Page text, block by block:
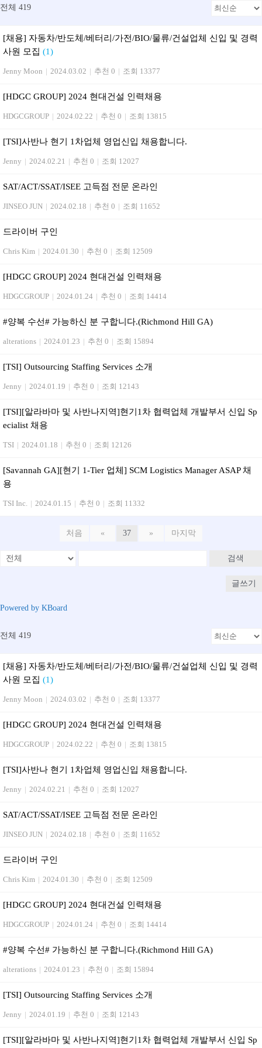
전체 419
[채용] 자동차/반도체/베터리/가전/BIO/물류/건설업체 신입 및 경력
사원 모집 (1)
Jenny Moon | 2024.03.02 | 추천 0 | 조회 13377
[HDGC GROUP] 2024 현대건설 인력채용
HDGCGROUP | 2024.02.22 | 추천 0 | 조회 13815
[TSI]사반나 현기 1차업체 영업신입 채용합니다.
Jenny | 2024.02.21 | 추천 0 | 조회 12027
SAT/ACT/SSAT/ISEE 고득점 전문 온라인
JINSEO JUN | 2024.02.18 | 추천 0 | 조회 11652
드라이버 구인
Chris Kim | 2024.01.30 | 추천 0 | 조회 12509
[HDGC GROUP] 2024 현대건설 인력채용
HDGCGROUP | 2024.01.24 | 추천 0 | 조회 14414
#양복 수선# 가능하신 분 구합니다.(Richmond Hill GA)
alterations | 2024.01.23 | 추천 0 | 조회 15894
[TSI] Outsourcing Staffing Services 소개
Jenny | 2024.01.19 | 추천 0 | 조회 12143
[TSI][알라바마 및 사반나지역]현기1차 협력업체 개발부서 신입 Sp
ecialist 채용
TSI | 2024.01.18 | 추천 0 | 조회 12126
[Savannah GA][현기 1-Tier 업체] SCM Logistics Manager ASAP 채
용
TSI Inc. | 2024.01.15 | 추천 0 | 조회 11332
처음 « 37 » 마지막
검색
글쓰기
Powered by KBoard
전체 419
[채용] 자동차/반도체/베터리/가전/BIO/물류/건설업체 신입 및 경력
사원 모집 (1)
Jenny Moon | 2024.03.02 | 추천 0 | 조회 13377
[HDGC GROUP] 2024 현대건설 인력채용
HDGCGROUP | 2024.02.22 | 추천 0 | 조회 13815
[TSI]사반나 현기 1차업체 영업신입 채용합니다.
Jenny | 2024.02.21 | 추천 0 | 조회 12027
SAT/ACT/SSAT/ISEE 고득점 전문 온라인
JINSEO JUN | 2024.02.18 | 추천 0 | 조회 11652
드라이버 구인
Chris Kim | 2024.01.30 | 추천 0 | 조회 12509
[HDGC GROUP] 2024 현대건설 인력채용
HDGCGROUP | 2024.01.24 | 추천 0 | 조회 14414
#양복 수선# 가능하신 분 구합니다.(Richmond Hill GA)
alterations | 2024.01.23 | 추천 0 | 조회 15894
[TSI] Outsourcing Staffing Services 소개
Jenny | 2024.01.19 | 추천 0 | 조회 12143
[TSI][알라바마 및 사반나지역]현기1차 협력업체 개발부서 신입 Sp